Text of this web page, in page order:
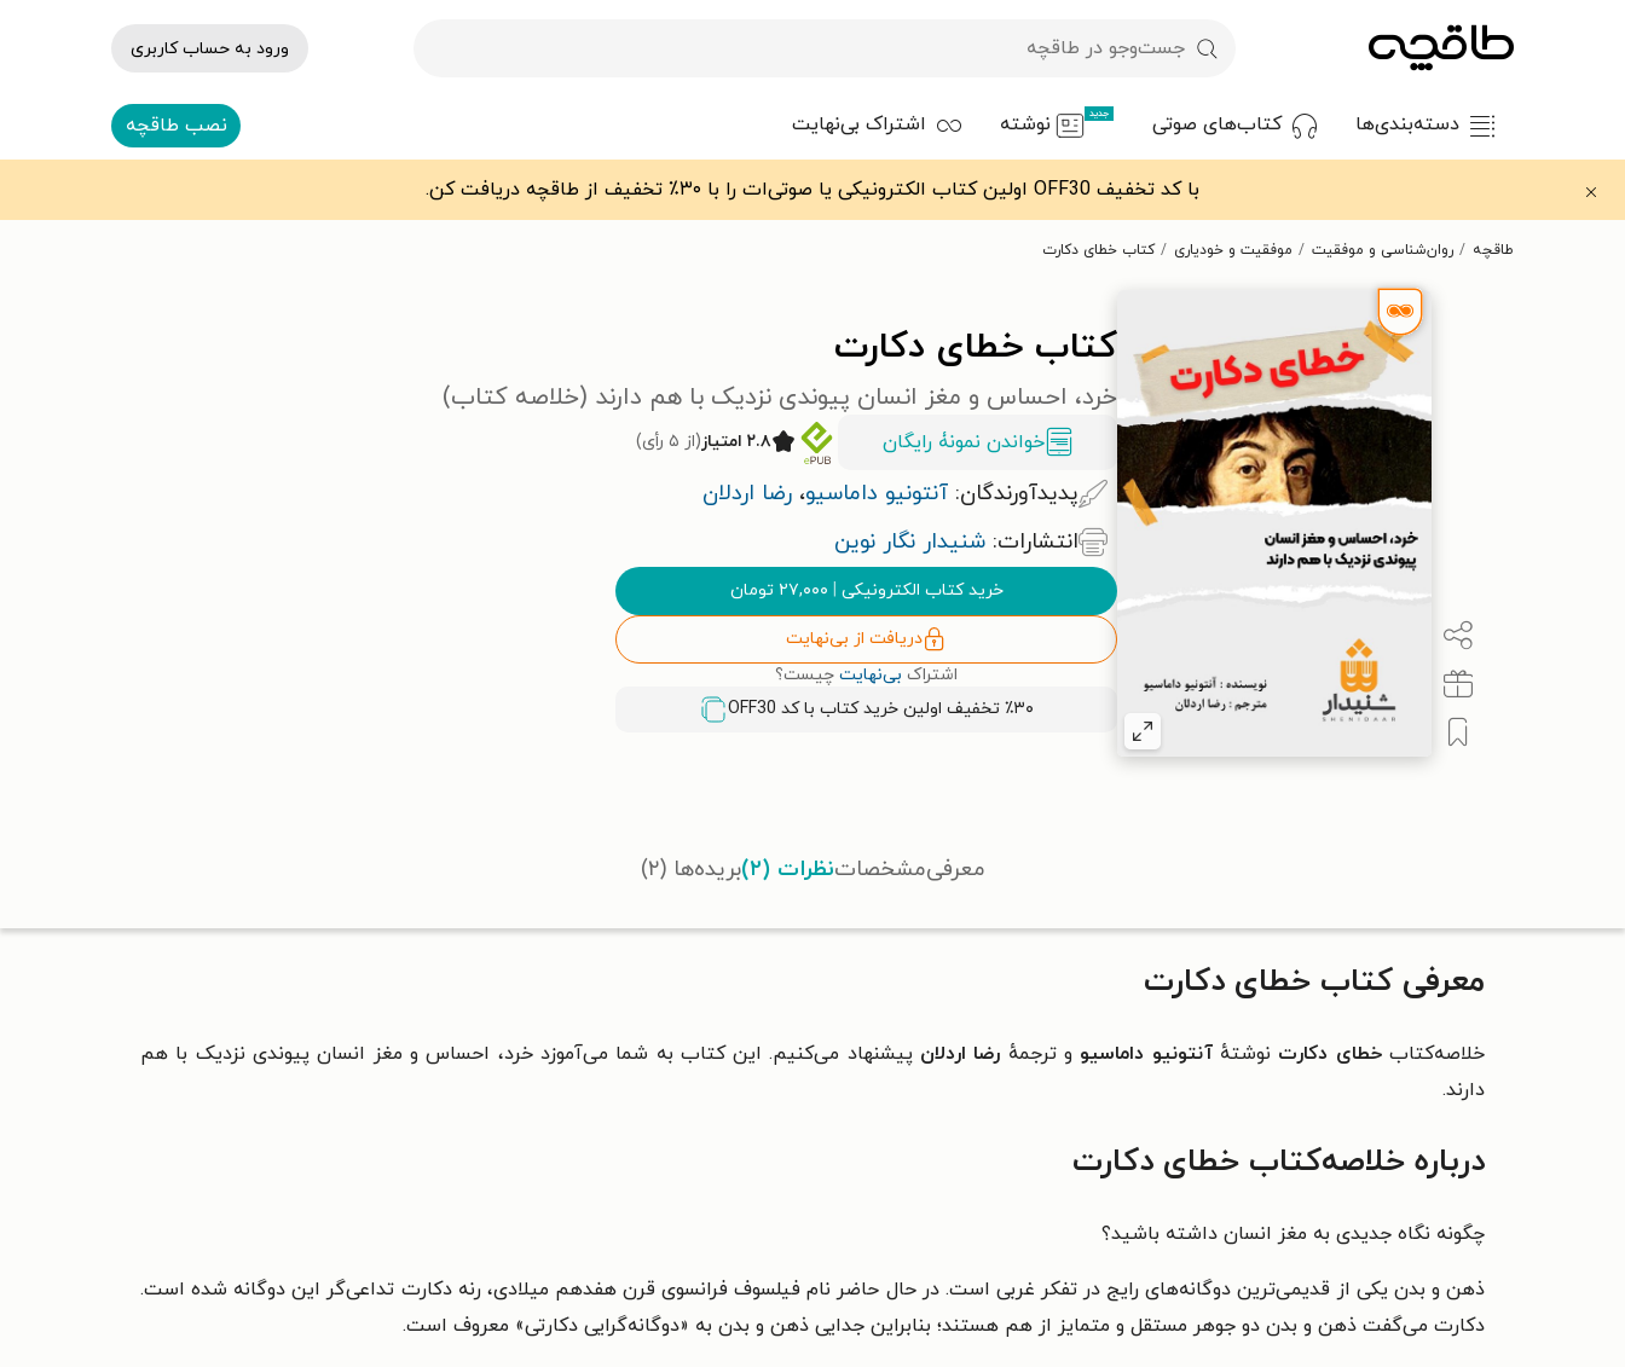
ورود به حساب کاربری
دسته‌بندی‌ها کتاب‌های صوتی جدید نوشته اشتراک بی‌نهایت نصب طاقچه
با کد تخفیف OFF30 اولین کتاب الکترونیکی یا صوتی‌ات را با ۳۰٪ تخفیف از طاقچه دریافت کن.
طاقچه روان‌شناسی و موفقیت موفقیت و خودیاری کتاب خطای دکارت
کتاب خطای دکارت
خرد، احساس و مغز انسان پیوندی نزدیک با هم دارند (خلاصه کتاب)
خواندن نمونۀ رایگان ۲.۸ امتیاز (از ۵ رأی)
پدیدآورندگان: آنتونیو داماسیو، رضا اردلان
انتشارات: شنیدار نگار نوین
خرید کتاب الکترونیکی | ۲۷,۰۰۰ تومان
دریافت از بی‌نهایت
اشتراک بی‌نهایت چیست؟
٪۳۰ تخفیف اولین خرید کتاب با کد
OFF30
معرفیمشخصاتنظرات (۲) بریده‌ها (۲)
معرفی کتاب خطای دکارت
خلاصه‌کتابخطای دکارت نوشتهٔآنتونیو داماسیو و ترجمهٔ رضا اردلان پیشنهاد می‌کنیم. این کتاب به شما می‌آموزدخرد، احساس و مغز انسان پیوندی نزدیک با هم
دارند.
درباره خلاصه‌کتاب خطای دکارت
چگونه نگاه جدیدی به مغز انسان داشته باشید؟
ذهن و بدن یکی از قدیمی‌ترین دوگانه‌های رایج در تفکر غربی است. در حال حاضر نام فیلسوف فرانسوی قرن هفدهم میلادی، رنه دکارت تداعی‌گر این دوگانه شده است.
دکارت می‌گفت ذهن و بدن دو جوهر مستقل و متمایز از هم هستند؛ بنابراین جدایی ذهن و بدن به «دوگانه‌گرایی دکارتی» معروف است.